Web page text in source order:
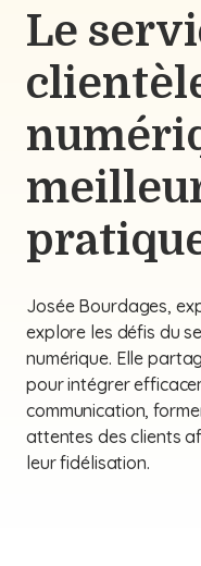
Le
Josée Bourdages,
explore les défis du
numérique. Elle
pour intégrer
communication,
attentes des clients
leur fidélisation.